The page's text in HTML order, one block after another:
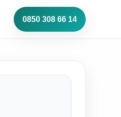
0850 308 66 14